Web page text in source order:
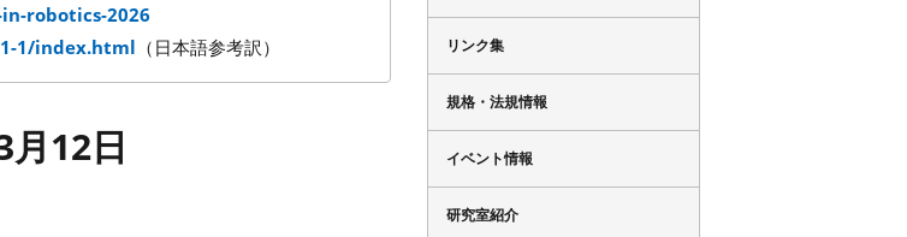
robotics-2026
1/index.html （日本語参考訳）
12日
リンク集
規格・法規情報
イベント情報
研究室紹介